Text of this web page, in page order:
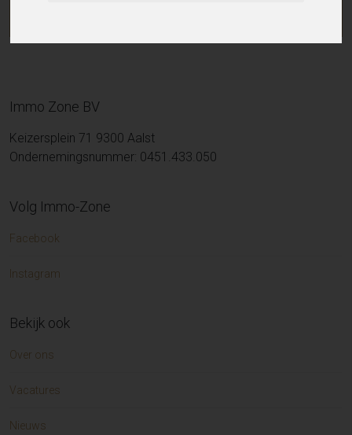
Immo Zone BV
Keizersplein 71 9300 Aalst
Ondernemingsnummer: 0451.433.050
Volg Immo-Zone
Facebook
Instagram
Bekijk ook
Over ons
Vacatures
Nieuws